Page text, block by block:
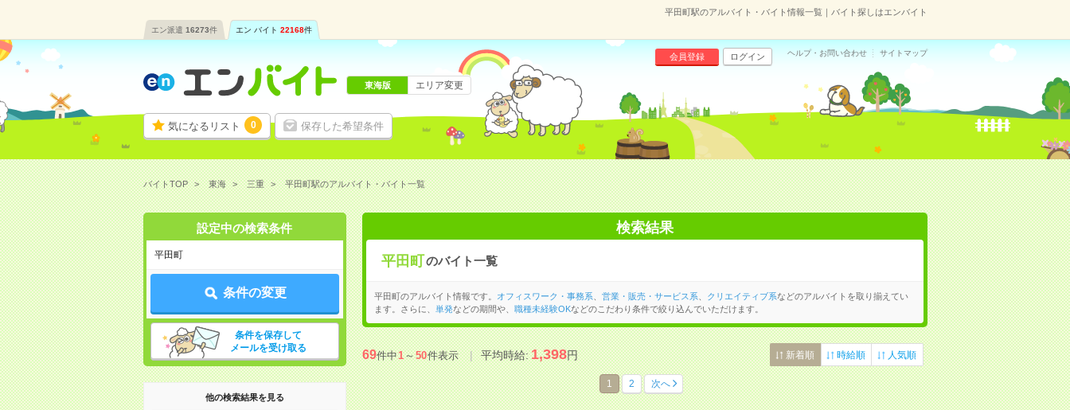
平田町駅のアルバイト・バイト情報一覧｜バイト探しはエンバイト
エン派遣 16273件 エン バイト 22168件
気になるリスト 0 保存した希望条件
会員登録 ログイン ヘルプ・お問い合わせ サイトマップ
東海版 エリア変更
バイトTOP 東海 三重 平田町駅のアルバイト・バイト一覧
設定中の検索条件
平田町
条件の変更
条件を保存して
メールを受け取る
他の検索結果を見る
検索結果
平田町のバイト一覧
平田町のアルバイト情報です。 オフィスワーク・事務系 営業・販売・サービス系 クリエイティブ系などのアルバイトを取り揃えてい
ます。さらに、
単発などの期間や、 職種未経験OKなどのこだわり条件で絞り込んでいただけます。
69件中1～50件表示 平均時給:1,398円 新着順 時給順 人気順
1 2 次へ